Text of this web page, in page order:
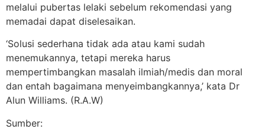
melalui pubertas lelaki sebelum rekomendasi yang
memadai dapat diselesaikan.
‘Solusi sederhana tidak ada atau kami sudah
menemukannya, tetapi mereka harus
mempertimbangkan masalah ilmiah/medis dan moral
dan entah bagaimana menyeimbangkannya,’ kata Dr
Alun Williams. (R.A.W)
Sumber: